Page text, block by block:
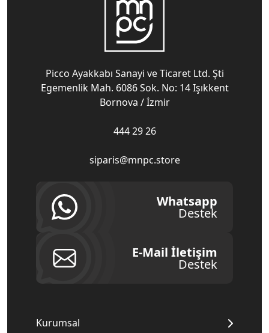
Picco Ayakkabı Sanayi ve Ticaret Ltd. Şti
Egemenlik Mah. 6086 Sok. No: 14 Işıkkent
Bornova / İzmir
444 29 26
siparis@mnpc.store
Whatsapp
Destek
E-Mail İletişim
Destek
Kurumsal